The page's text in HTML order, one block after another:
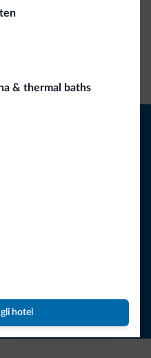
& thermal baths
hotel
e news per la tua
Dolomiti.